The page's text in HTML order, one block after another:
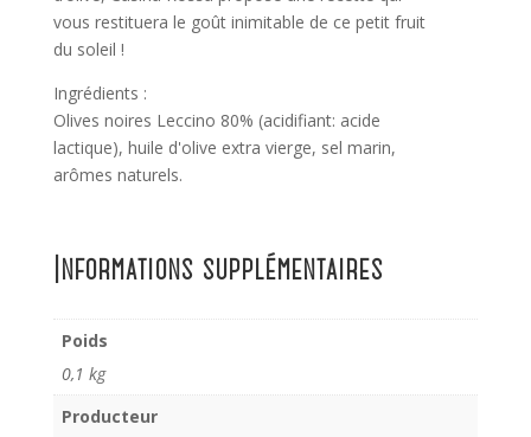
vous restituera le goût inimitable de ce petit fruit
du soleil !
Ingrédients :
Olives noires Leccino 80% (acidifiant: acide
lactique), huile d'olive extra vierge, sel marin,
arômes naturels.
Informations supplémentaires
Poids
0,1 kg
Producteur